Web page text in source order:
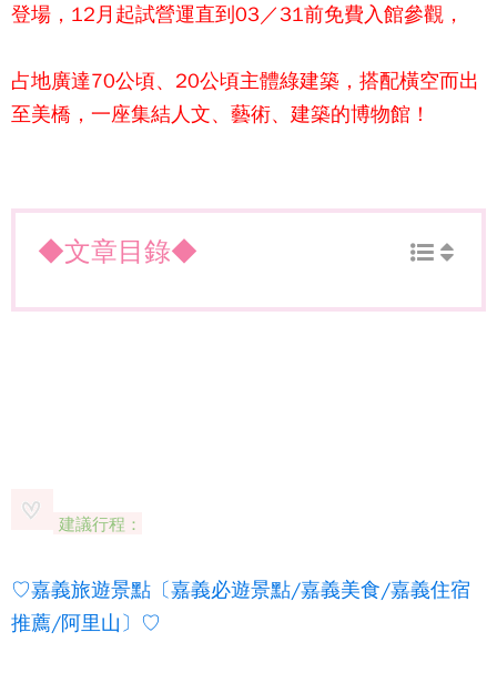
登場，12月起試營運直到03／31前免費入館參觀，
占地廣達70公頃、20公頃主體綠建築，搭配橫空而出
至美橋，一座集結人文、藝術、建築的博物館！
◆文章目錄◆
建議行程：
♡嘉義旅遊景點〔嘉義必遊景點/嘉義美食/嘉義住宿
推薦/阿里山〕♡